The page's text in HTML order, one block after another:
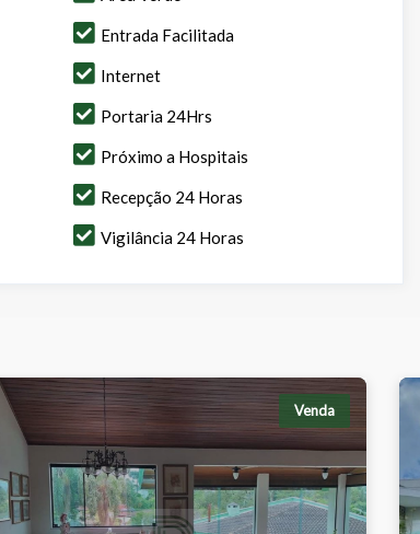
Entrada Facilitada
Internet
Portaria 24Hrs
Próximo a Hospitais
Recepção 24 Horas
Vigilância 24 Horas
Venda